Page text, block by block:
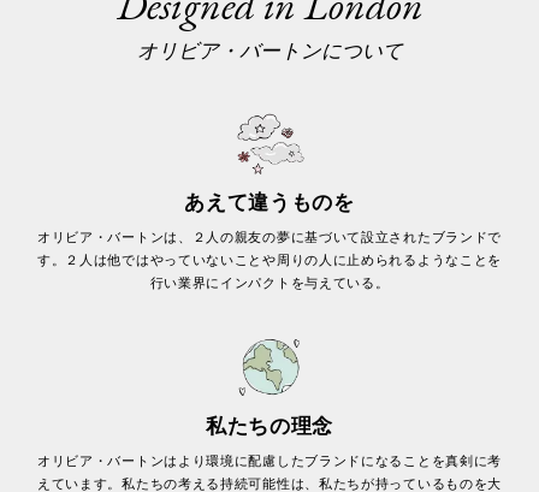
オリビア・バートンについて
あえて違うものを
オリビア・バートンは、２人の親友の夢に基づいて設立されたブランドで
す。２人は他ではやっていないことや周りの人に止められるようなことを
行い業界にインパクトを与えている。
私たちの理念
オリビア・バートンはより環境に配慮したブランドになることを真剣に考
えています。私たちの考える持続可能性は、私たちが持っているものを大